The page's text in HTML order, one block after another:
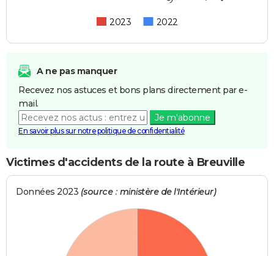
2023 2022
A ne pas manquer
Recevez nos astuces et bons plans directement par e-
mail.
Je m'abonne
En savoir plus sur notre politique de confidentialité
Victimes d'accidents de la route à Breuville
Données 2023 (source : ministère de l'Intérieur)